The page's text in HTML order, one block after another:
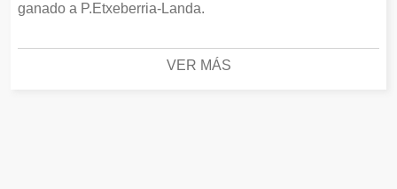
ganado a P.Etxeberria-Landa.
VER MÁS